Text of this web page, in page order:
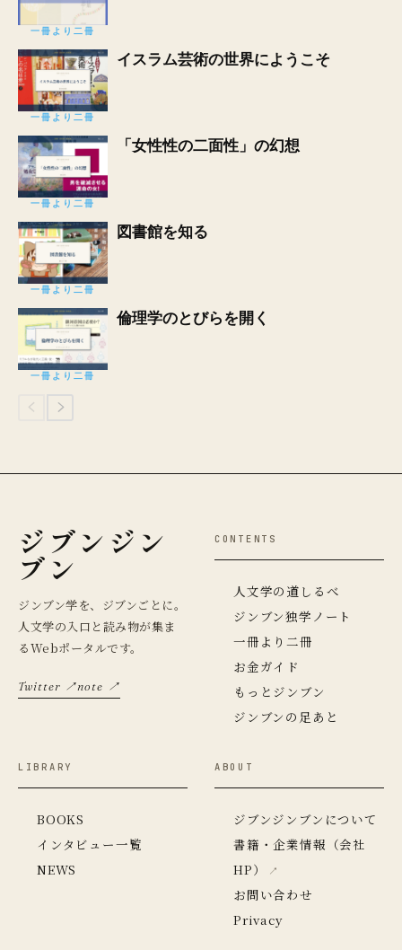
一冊より二冊
一冊より二冊
イスラム芸術の世界にようこそ
一冊より二冊
「女性性の二面性」の幻想
一冊より二冊
図書館を知る
一冊より二冊
倫理学のとびらを開く
ジブンジン
ブン
ジンブン学を、ジブンごとに。
人文学の入口と読み物が集ま
るWebポータルです。
Twitter ↗note ↗
CONTENTS
人文学の道しるべ
ジンブン独学ノート
一冊より二冊
お金ガイド
もっとジンブン
ジンブンの足あと
LIBRARY
BOOKS
インタビュー一覧
NEWS
ABOUT
ジブンジンブンについて
書籍・企業情報（会社
HP）
お問い合わせ
Privacy